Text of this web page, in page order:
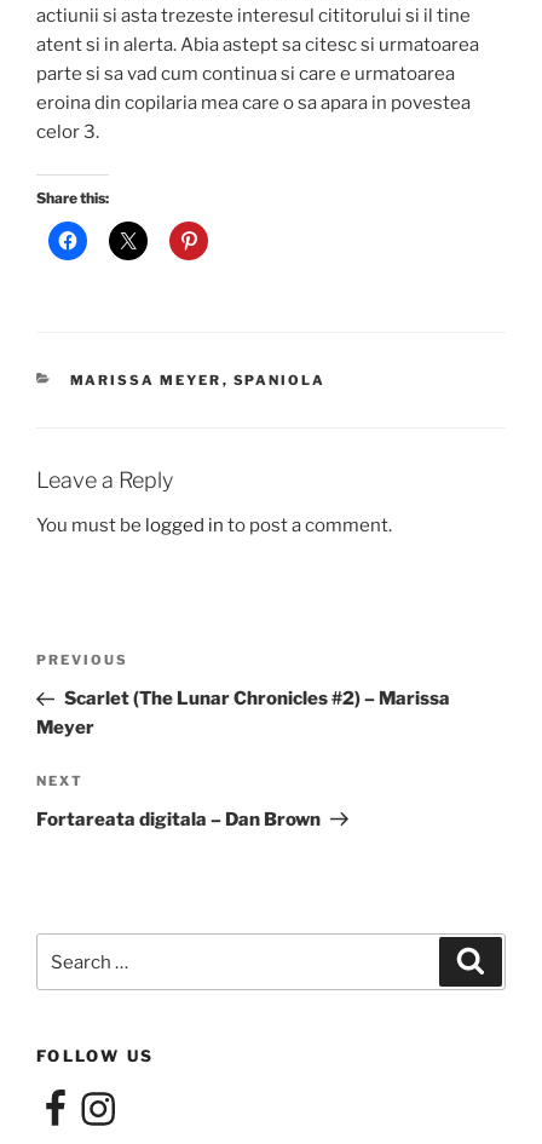
actiunii si asta trezeste interesul cititorului si il tine
atent si in alerta. Abia astept sa citesc si urmatoarea
parte si sa vad cum continua si care e urmatoarea
eroina din copilaria mea care o sa apara in povestea
celor 3.
Share this:
CATEGORIES
MARISSA MEYER , SPANIOLA
Leave a Reply
You must be logged in to post a comment.
Previous
Post
PREVIOUS
Scarlet (The Lunar Chronicles #2) – Marissa
Meyer
Next
Post
NEXT
Fortareata digitala – Dan Brown
for:
FOLLOW US
FacebookInstagram